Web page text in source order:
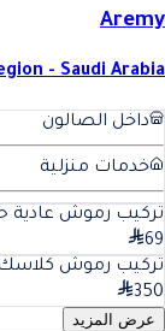
Aremy
- Saudi Arabia
داخل الصالون
خدمات منزلية
تركيب رموش عادية
69
تركيب رموش
350
عرض المزيد